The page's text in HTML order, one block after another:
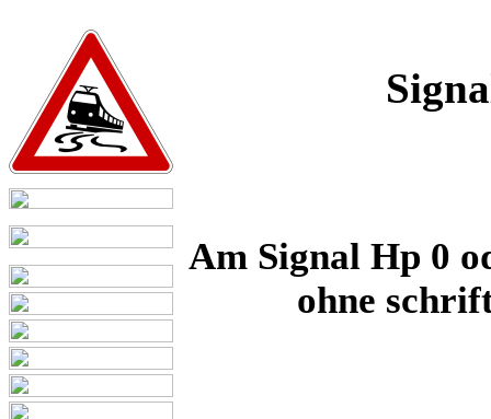
Am Signal Hp 0
ohne